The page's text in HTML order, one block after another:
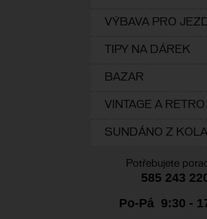
VÝBAVA PRO
TIPY NA DÁREK
BAZAR
VINTAGE A RETRO
SUNDÁNO Z KOLA
Potřebujete
585 243
Po-Pá 9:30 -